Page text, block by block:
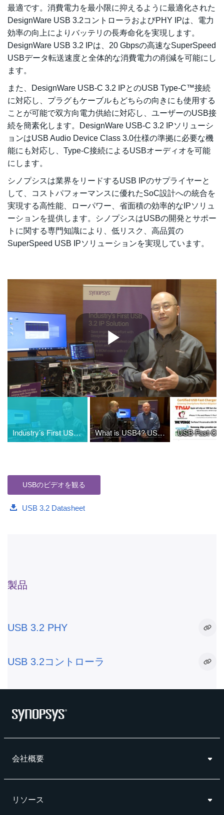
最適です。消費電力を最小限に抑えるように最適化された
DesignWare USB 3.2コントローラおよびPHY IPは、電力
効率の向上によりバッテリの長寿命化を実現します。
DesignWare USB 3.2 IPは、20 Gbpsの高速なSuperSpeed
USBデータ転送速度と全体的な消費電力の削減を可能にし
ます。
また、DesignWare USB-C 3.2 IPとのUSB Type-C™接続
に対応し、プラグもケーブルもどちらの向きにも使用する
ことが可能で双方向電力供給に対応し、ユーザーのUSB接
続を簡素化します。DesignWare USB-C 3.2 IPソリューシ
ョンはUSB Audio Device Class 3.0仕様の準拠に必要な機
能にも対応し、Type-C接続によるUSBオーディオを可能
にします。
シノプシスは業界をリードするUSB IPのサプライヤーと
して、コストパフォーマンスに優れたSoC設計への統合を
実現する高性能、ローパワー、省面積の効率的なIPソリュ
ーションを提供します。シノプシスはUSBの開発とサポー
トに関する専門知識により、低リスク、高品質の
SuperSpeed USB IPソリューションを実現しています。
Play
Video
Industry’s First USB 3.2 Gen 2x2 Interoperability Demo--Synopsys & ASMedia What is USB4? USB, PCIe, and DisplayPort with a Single Type-C Connector
USBのビデオを観る
USB 3.2 Datasheet
製品
USB 3.2 PHY
USB 3.2コントローラ
会社概要
リソース